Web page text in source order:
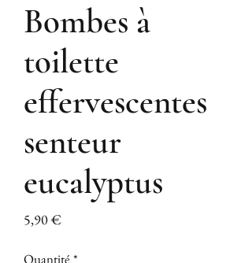
Bombes à
toilette
effervescentes
senteur
eucalyptus
5,90 €
Quantité *